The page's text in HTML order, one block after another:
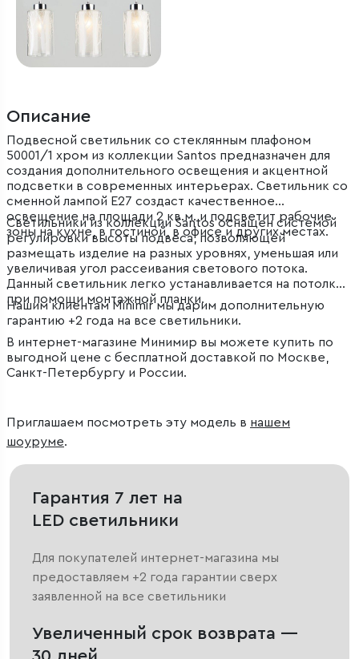
Описание
Подвесной светильник со стеклянным плафоном
50001/1 хром из коллекции Santos предназначен для
создания дополнительного освещения и акцентной
подсветки в современных интерьерах. Светильник со
сменной лампой E27 создаст качественное
освещение на площади 2 кв.м. и подсветит рабочие
зоны на кухне, в гостиной, в офисе и других местах.
Светильники из коллекции Santos оснащен системой
регулировки высоты подвеса, позволяющей
размещать изделие на разных уровнях, уменьшая или
увеличивая угол рассеивания светового потока.
Данный светильник легко устанавливается на потолке
при помощи монтажной планки.
Нашим клиентам Minimir мы дарим дополнительную
гарантию +2 года на все светильники.
В интернет-магазине Минимир вы можете купить по
выгодной цене с бесплатной доставкой по Москве,
Санкт-Петербургу и России.
Приглашаем посмотреть эту модель в нашем
шоуруме.
Гарантия 7 лет на
LED светильники
Для покупателей интернет-магазина мы
предоставляем +2 года гарантии сверх
заявленной на все светильники
Увеличенный срок возврата —